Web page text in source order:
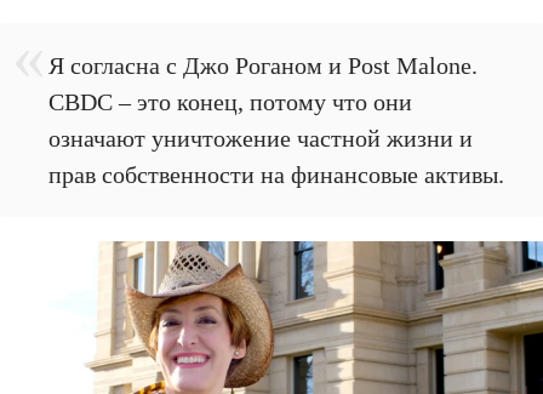
Я согласна с Джо Роганом и Post Malone.
CBDC – это конец, потому что они
означают уничтожение частной жизни и
прав собственности на финансовые активы.